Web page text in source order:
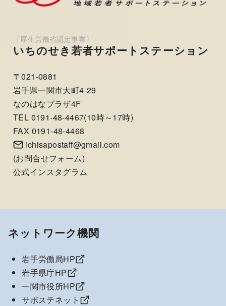
いちのせき若者サポートステーション
〒021-0881
岩手県一関市大町4-29
なのはなプラザ4F
TEL 0191-48-4467(10時～17時)
FAX 0191-48-4468
ichisapostaff@gmail.com
(お問合せフォーム)
公式インスタグラム
ネットワーク機関
岩手労働局HP
岩手県庁HP
一関市役所HP
サポステネット